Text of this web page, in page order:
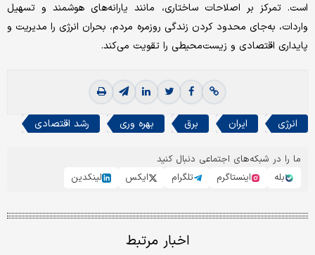
است. تمرکز بر اصلاحات ساختاری، مانند یارانه‌های هوشمند و تسهیل
واردات، به‌جای محدود کردن زندگی روزمره مردم، بحران انرژی را مدیریت و
پایداری اقتصادی و زیست‌محیطی را تقویت می‌کند.
انرژی ایران برق بهره وری رشد اقتصادی
ما را در شبکه‌های اجتماعی دنبال کنید
بله
اینستاگرم تلگرام ایکس لینکدین
اخبار مرتبط